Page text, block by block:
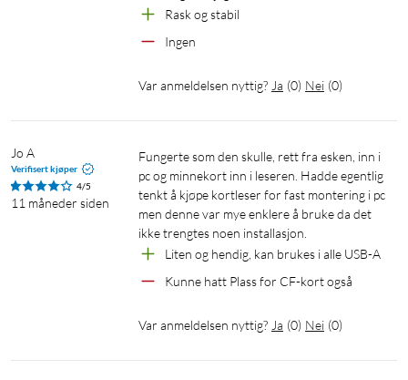
Rask og stabil
Ingen
Var anmeldelsen nyttig? Ja (0) Nei (0)
Jo A
Verifisert kjøper
4/5
11 måneder siden
Fungerte som den skulle, rett fra esken, inn i
pc og minnekort inn i leseren. Hadde egentlig
tenkt å kjøpe kortleser for fast montering i pc
men denne var mye enklere å bruke da det
ikke trengtes noen installasjon.
Liten og hendig, kan brukes i alle USB-A
Kunne hatt Plass for CF-kort også
Var anmeldelsen nyttig? Ja (0) Nei (0)